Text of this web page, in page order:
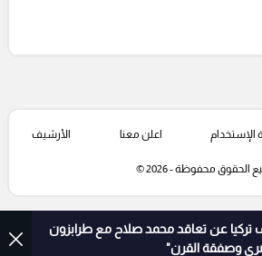
تركيا عن تعاقد محمد صلاح مع طرابزون
وصفقة القرن"
اعلن معنا الأرشيف
الحقوق محفوظة - 2026 ©